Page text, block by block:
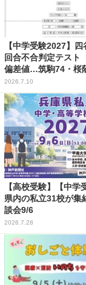
【中学受験2027】
回合不合判定テスト
偏差値…筑駒74・桜
2026.7.10
【高校受験】【中学
県内の私立31校が集
談会9/6
2026.7.28